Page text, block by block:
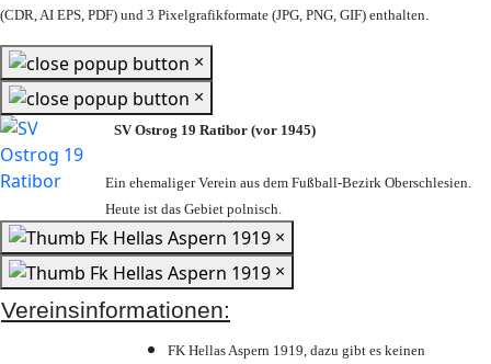
(CDR, AI EPS, PDF) und 3 Pixelgrafikformate (JPG, PNG, GIF) enthalten.
×
×
SV Ostrog 19 Ratibor (vor 1945)
Ein ehemaliger Verein aus dem Fußball-Bezirk Oberschlesien.
Heute ist das Gebiet polnisch.
×
×
Vereinsinformationen:
FK Hellas Aspern 1919, dazu gibt es keinen